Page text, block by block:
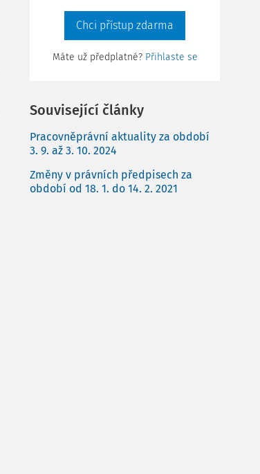
Chci přístup zdarma
Máte už předplatné? Přihlaste se
Související články
Pracovněprávní aktuality za období
3. 9. až 3. 10. 2024
Změny v právních předpisech za
období od 18. 1. do 14. 2. 2021